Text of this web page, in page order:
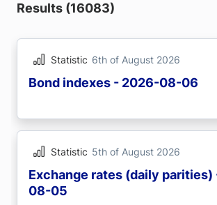
Results (16083)
Statistic 6th of August 2026
Bond indexes - 2026-08-06
Statistic 5th of August 2026
Exchange rates (daily
08-05